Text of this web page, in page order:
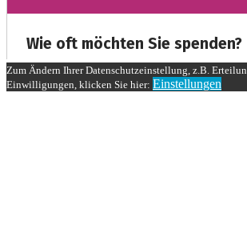
Zum Ändern Ihrer Datenschutzeinstellung, z.B.
Einwilligungen, klicken Sie hier: Einstellungen